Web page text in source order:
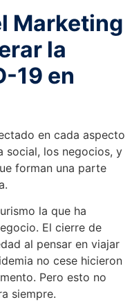
Marketing
la
19 en
en cada aspecto
social, los negocios, y
forman una parte
la que ha
El cierre de
al pensar en viajar
no cese hicieron
Pero esto no
siempre.